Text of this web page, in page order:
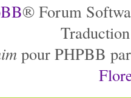
® Forum
pour PHPBB